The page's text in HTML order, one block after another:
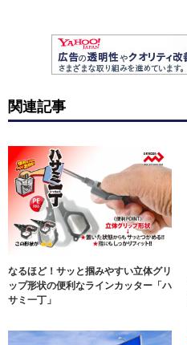
関連記事
なるほど！サッと掴みやすい立体グリ
ップ形状の便利なラインカッター「ハ
サミ一丁」